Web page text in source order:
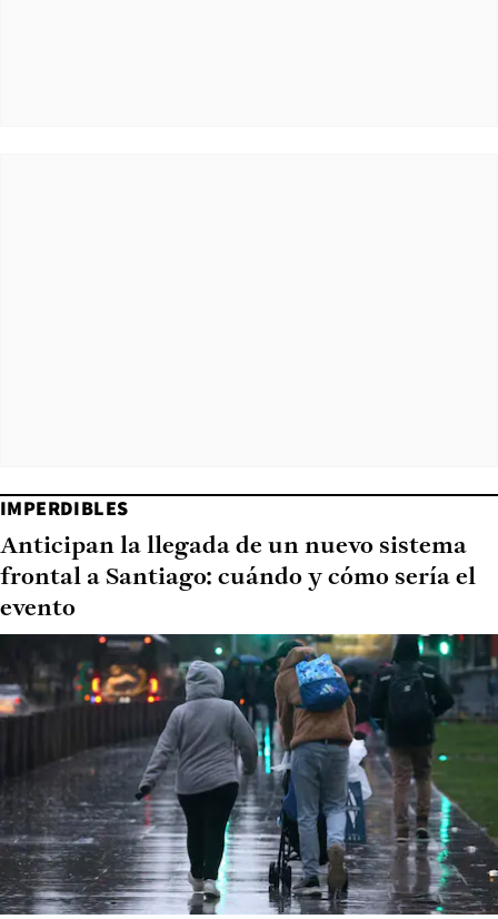
IMPERDIBLES
Anticipan la llegada de un nuevo sistema
frontal a Santiago: cuándo y cómo sería el
evento